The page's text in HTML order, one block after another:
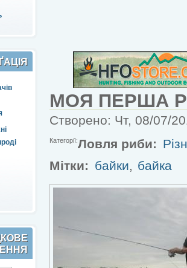
МОЯ ПЕРША
Створено: Чт, 08/07/
Категорії:Ловля риби:
Мітки: байки, байка